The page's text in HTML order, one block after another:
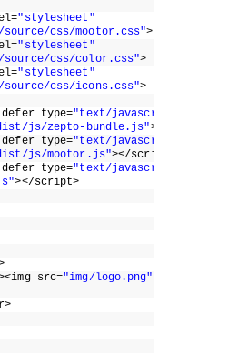
"stylesheet"
css/mootor.css">
"stylesheet"
css/color.css">
"stylesheet"
css/icons.css">
type="text/javascript"
js/zepto-bundle.js"></script>
type="text/javascript"
js/mootor.js"></script>
type="text/javascript"
></script>
src="img/logo.png"